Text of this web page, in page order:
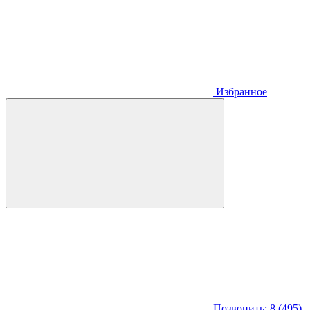
Избранное